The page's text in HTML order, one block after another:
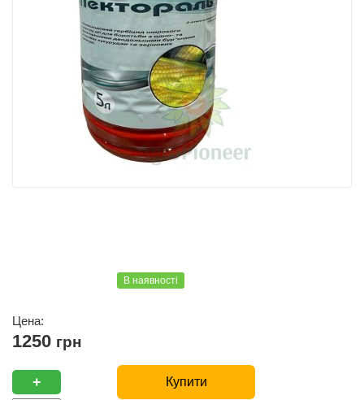
В наявності
Цена:
1250 грн
+ Купити